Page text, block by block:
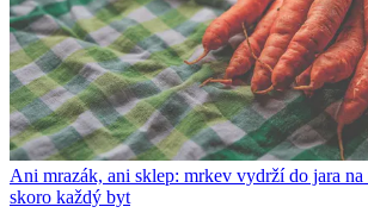
Ani mrazák, ani sklep: mrkev vydrží do jara na
skoro každý byt